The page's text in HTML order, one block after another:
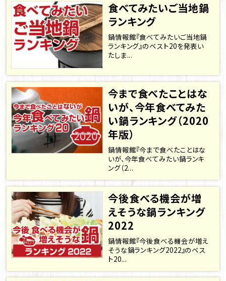
食べてみたいご当地鍋
ランキング
鍋情報館『食べてみたいご当地鍋
ランキング』のベスト20を発表い
たしま...
今まで食べたことはな
いが、今年食べてみた
い鍋ランキング（2020
年版）
鍋情報館『今まで食べたことはな
いが、今年食べてみたい鍋ランキ
ング（2...
今後食べる機会が増
えそうな鍋ランキング
2022
鍋情報館『今後食べる機会が増え
そうな鍋ランキング2022』のベス
ト20...